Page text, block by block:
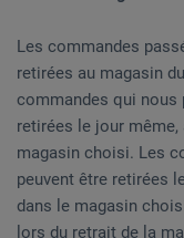
Les commandes
retirées au magasin
commandes qui nous
retirées le jour
magasin choisi. Les
peuvent être retirées
dans le magasin
lors du retrait de la